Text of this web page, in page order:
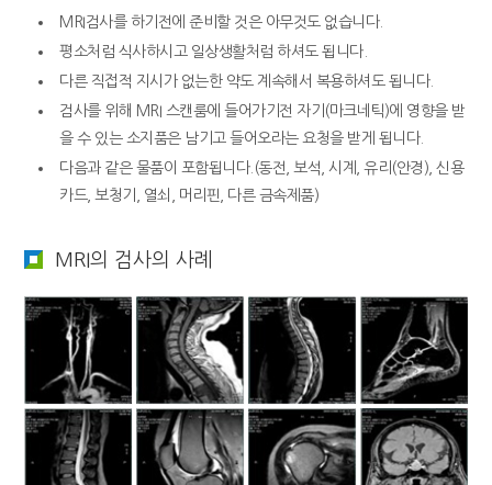
MRI검사를 하기전에 준비할 것은 아무것도 없습니다.
평소처럼 식사하시고 일상생활처럼 하셔도 됩니다.
다른 직접적 지시가 없는한 약도 계속해서 복용하셔도 됩니다.
검사를 위해 MRI 스캔룸에 들어가기전 자기(마크네틱)에 영향을 받
을 수 있는 소지품은 남기고 들어오라는 요청을 받게 됩니다.
다음과 같은 물품이 포함됩니다.(동전, 보석, 시계, 유리(안경), 신용
카드, 보청기, 열쇠, 머리핀, 다른 금속제품)
MRI의 검사의 사례